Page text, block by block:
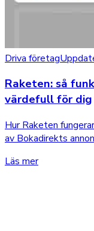
Driva företag
Raketen: så
värdefull för dig
Hur Raketen
av Bokadirekts
Läs mer